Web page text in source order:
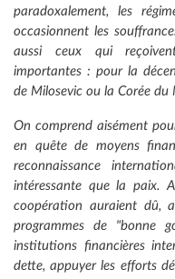
paradoxalement, les
occasionnent les
aussi ceux qui
importantes : pour la
de Milosevic ou la Corée du
On comprend aisément
en quête de moyens
reconnaissance
intéressante que la paix.
coopération auraient dû,
programmes de "bonne
institutions financières
dette, appuyer les efforts